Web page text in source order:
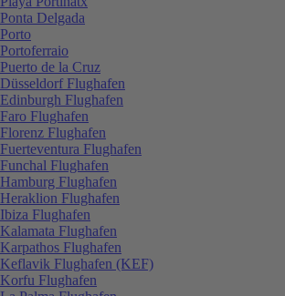
Ponta Delgada
Porto
Portoferraio
Puerto de la Cruz
Düsseldorf Flughafen
Edinburgh Flughafen
Faro Flughafen
Florenz Flughafen
Fuerteventura Flughafen
Funchal Flughafen
Hamburg Flughafen
Heraklion Flughafen
Ibiza Flughafen
Kalamata Flughafen
Karpathos Flughafen
Keflavik Flughafen (KEF)
Korfu Flughafen